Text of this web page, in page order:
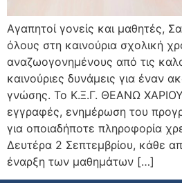
Αγαπητοί γονείς και μαθητές,
όλους στη καινούρια σχολική
αναζωογονημένους από τις
καινούριες δυνάμεις για έναν
γνώσης. Το Κ.Ξ.Γ. ΘΕΑΝΩ ΧΑΡΙΟΥ
εγγραφές, ενημέρωση του
για οποιαδήποτε πληροφορία
Δευτέρα 2 Σεπτεμβρίου, κάθε
έναρξη των μαθημάτων […]